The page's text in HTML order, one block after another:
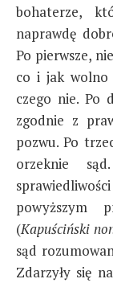
bohaterze,
naprawdę
Po pierwsze,
co i jak wolno
czego nie. Po
zgodnie z
pozwu. Po
orzeknie
powyższym
(Kapuściński
sąd
Zdarzyły się